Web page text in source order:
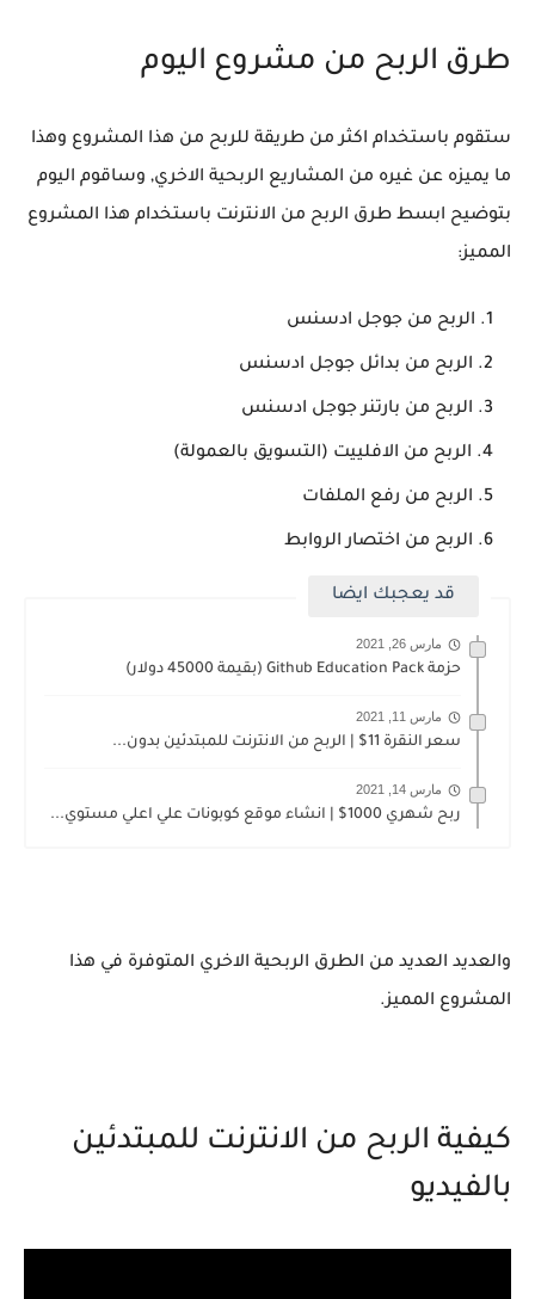
طرق الربح من مشروع اليوم
ستقوم باستخدام اكثر من طريقة للربح من هذا المشروع وهذا
ما يميزه عن غيره من المشاريع الربحية الاخري, وساقوم اليوم
بتوضيح ابسط طرق الربح من الانترنت باستخدام هذا المشروع
المميز:
الربح من جوجل ادسنس
الربح من بدائل جوجل ادسنس
الربح من بارتنر جوجل ادسنس
الربح من الافلييت (التسويق بالعمولة)
الربح من رفع الملفات
الربح من اختصار الروابط
قد يعجبك ايضا
مارس 26, 2021
حزمة Github Education Pack (بقيمة 45000 دولار)
مارس 11, 2021
سعر النقرة 11$ | الربح من الانترنت للمبتدئين بدون...
مارس 14, 2021
ربح شهري 1000$ | انشاء موقع كوبونات علي اعلي مستوي...
والعديد العديد من الطرق الربحية الاخري المتوفرة في هذا
المشروع المميز.
كيفية الربح من الانترنت للمبتدئين
بالفيديو